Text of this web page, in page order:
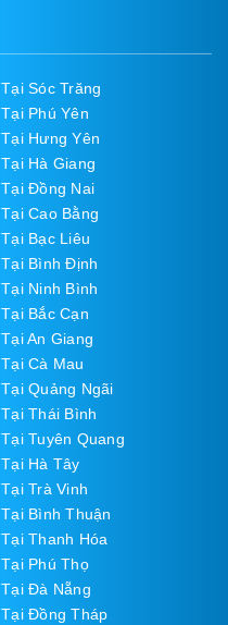
Tại Sóc Trăng
Tại Phú Yên
Tại Hưng Yên
Tại Hà Giang
Tại Đồng Nai
Tại Cao Bằng
Tại Bạc Liêu
Tại Bình Định
Tại Ninh Bình
Tại Bắc Cạn
Tại An Giang
Tại Cà Mau
Tại Quảng Ngãi
Tại Thái Bình
Tại Tuyên Quang
Tại Hà Tây
Tại Trà Vinh
Tại Bình Thuận
Tại Thanh Hóa
Tại Phú Thọ
Tại Đà Nẵng
Tại Đồng Tháp